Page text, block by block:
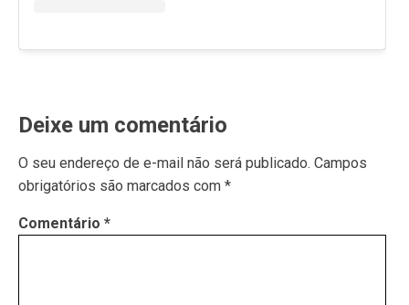
Deixe um comentário
O seu endereço de e-mail não será publicado. Campos
obrigatórios são marcados com *
Comentário *